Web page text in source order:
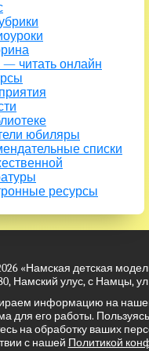
— читать онлайн
юбиляры
списки
ресурсы
«Намская детская
Намский улус, с Намцы,
информацию на
для его работы.
на обработку ваших
с нашей Политикой